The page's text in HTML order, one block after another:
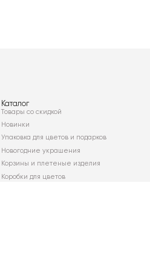
Каталог
Товары со скидкой
Новинки
Упаковка для цветов и подарков
Новогодние украшения
Корзины и плетеные изделия
Коробки для цветов